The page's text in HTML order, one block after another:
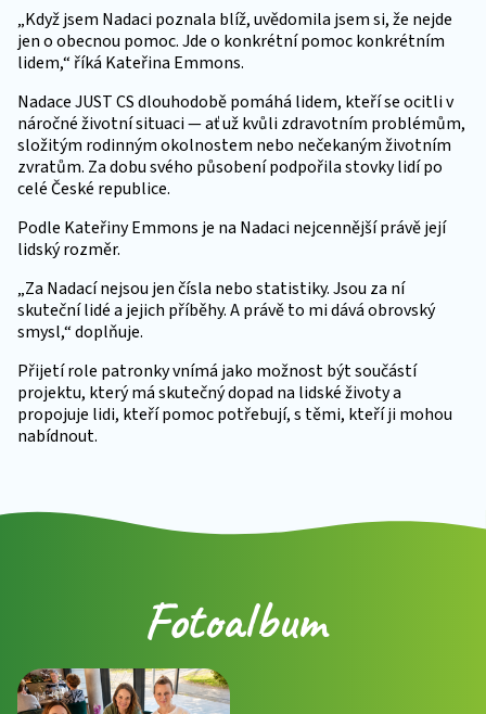
„Když jsem Nadaci poznala blíž, uvědomila jsem si, že nejde
jen o obecnou pomoc. Jde o konkrétní pomoc konkrétním
lidem,“ říká Kateřina Emmons.
Nadace JUST CS dlouhodobě pomáhá lidem, kteří se ocitli v
náročné životní situaci — ať už kvůli zdravotním problémům,
složitým rodinným okolnostem nebo nečekaným životním
zvratům. Za dobu svého působení podpořila stovky lidí po
celé České republice.
Podle Kateřiny Emmons je na Nadaci nejcennější právě její
lidský rozměr.
„Za Nadací nejsou jen čísla nebo statistiky. Jsou za ní
skuteční lidé a jejich příběhy. A právě to mi dává obrovský
smysl,“ doplňuje.
Přijetí role patronky vnímá jako možnost být součástí
projektu, který má skutečný dopad na lidské životy a
propojuje lidi, kteří pomoc potřebují, s těmi, kteří ji mohou
nabídnout.
Fotoalbum